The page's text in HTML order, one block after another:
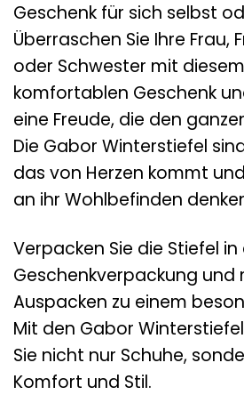
Geschenk für sich selbst
Überraschen Sie Ihre Frau,
oder Schwester mit
komfortablen Geschenk
eine Freude, die den
Die Gabor Winterstiefel
das von Herzen kommt
an ihr Wohlbefinden
Verpacken Sie die Stiefel
Geschenkverpackung und
Auspacken zu einem
Mit den Gabor
Sie nicht nur Schuhe,
Komfort und Stil.